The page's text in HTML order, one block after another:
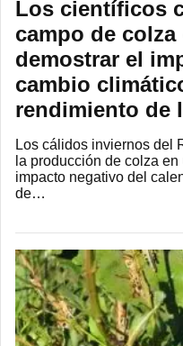
Los científicos
campo de
demostrar el
cambio
rendimiento de
Los cálidos inviernos del
la producción de colza
impacto negativo del
de…